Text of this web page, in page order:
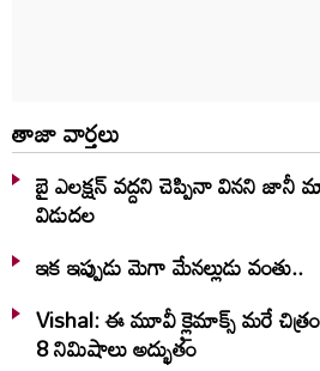
తాజా వార్తలు
బై ఎలక్షన్ వద్దని చెప్పినా వినని జానీ
విడుదల
ఇక ఇప్పుడు మెగా మేనల్లుడు వంతు..
Vishal: ఈ మూవీ క్లైమాక్స్ మరే
8 నిమిషాలు అద్భుతం